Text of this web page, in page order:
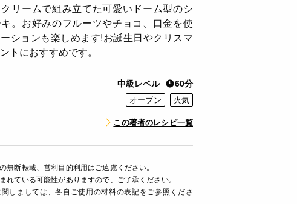
リームで組み立てた可愛いドーム型のシ
。お好みのフルーツやチョコ、口金を使
ションも楽しめます!お誕生日やクリスマ
トにおすすめです。
中級レベル 60分
オーブン
火気
この著者のレシピ一覧
無断転載、営利目的利用はご遠慮ください。
れている可能性がありますので、ご了承ください。
しましては、各自ご使用の材料の表記をご参照くださ